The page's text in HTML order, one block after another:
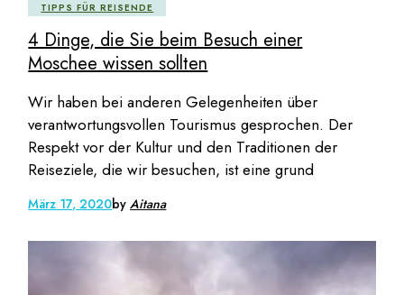
TIPPS FÜR REISENDE
4 Dinge, die Sie beim Besuch einer
Moschee wissen sollten
Wir haben bei anderen Gelegenheiten über
verantwortungsvollen Tourismus gesprochen. Der
Respekt vor der Kultur und den Traditionen der
Reiseziele, die wir besuchen, ist eine grund
März 17, 2020byAitana